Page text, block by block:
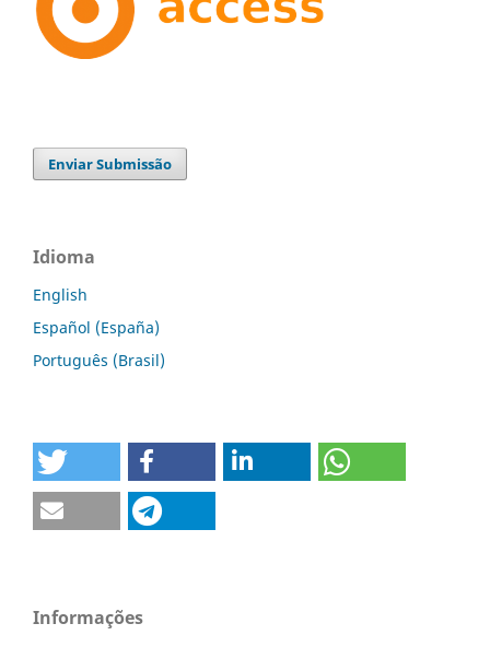
Enviar Submissão
Idioma
English
Español (España)
Português (Brasil)
Informações